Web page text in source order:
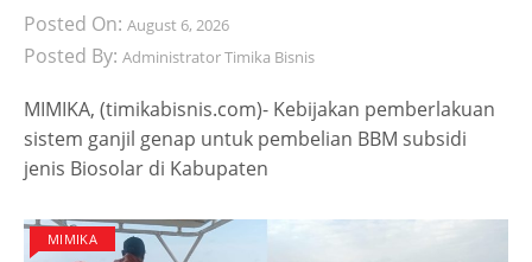
Posted On: August 6, 2026
Posted By: Administrator Timika Bisnis
MIMIKA, (timikabisnis.com)- Kebijakan pemberlakuan
sistem ganjil genap untuk pembelian BBM subsidi
jenis Biosolar di Kabupaten
MIMIKA